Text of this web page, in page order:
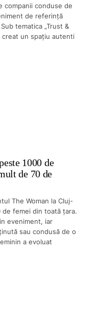
companii conduse de
de referință
tematica „Trust &
creat un spațiu autenti
1000 de
de 70 de
The Woman la Cluj-
femei din toată țara.
eveniment, iar
sau condusă de o
a evoluat